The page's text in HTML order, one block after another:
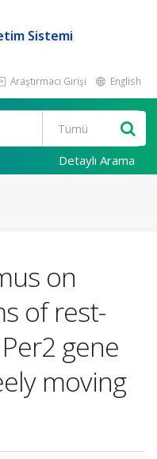
Sistemi
Araştırmacı Girişi English
Detaylı Arama
on
of rest-
gene
moving